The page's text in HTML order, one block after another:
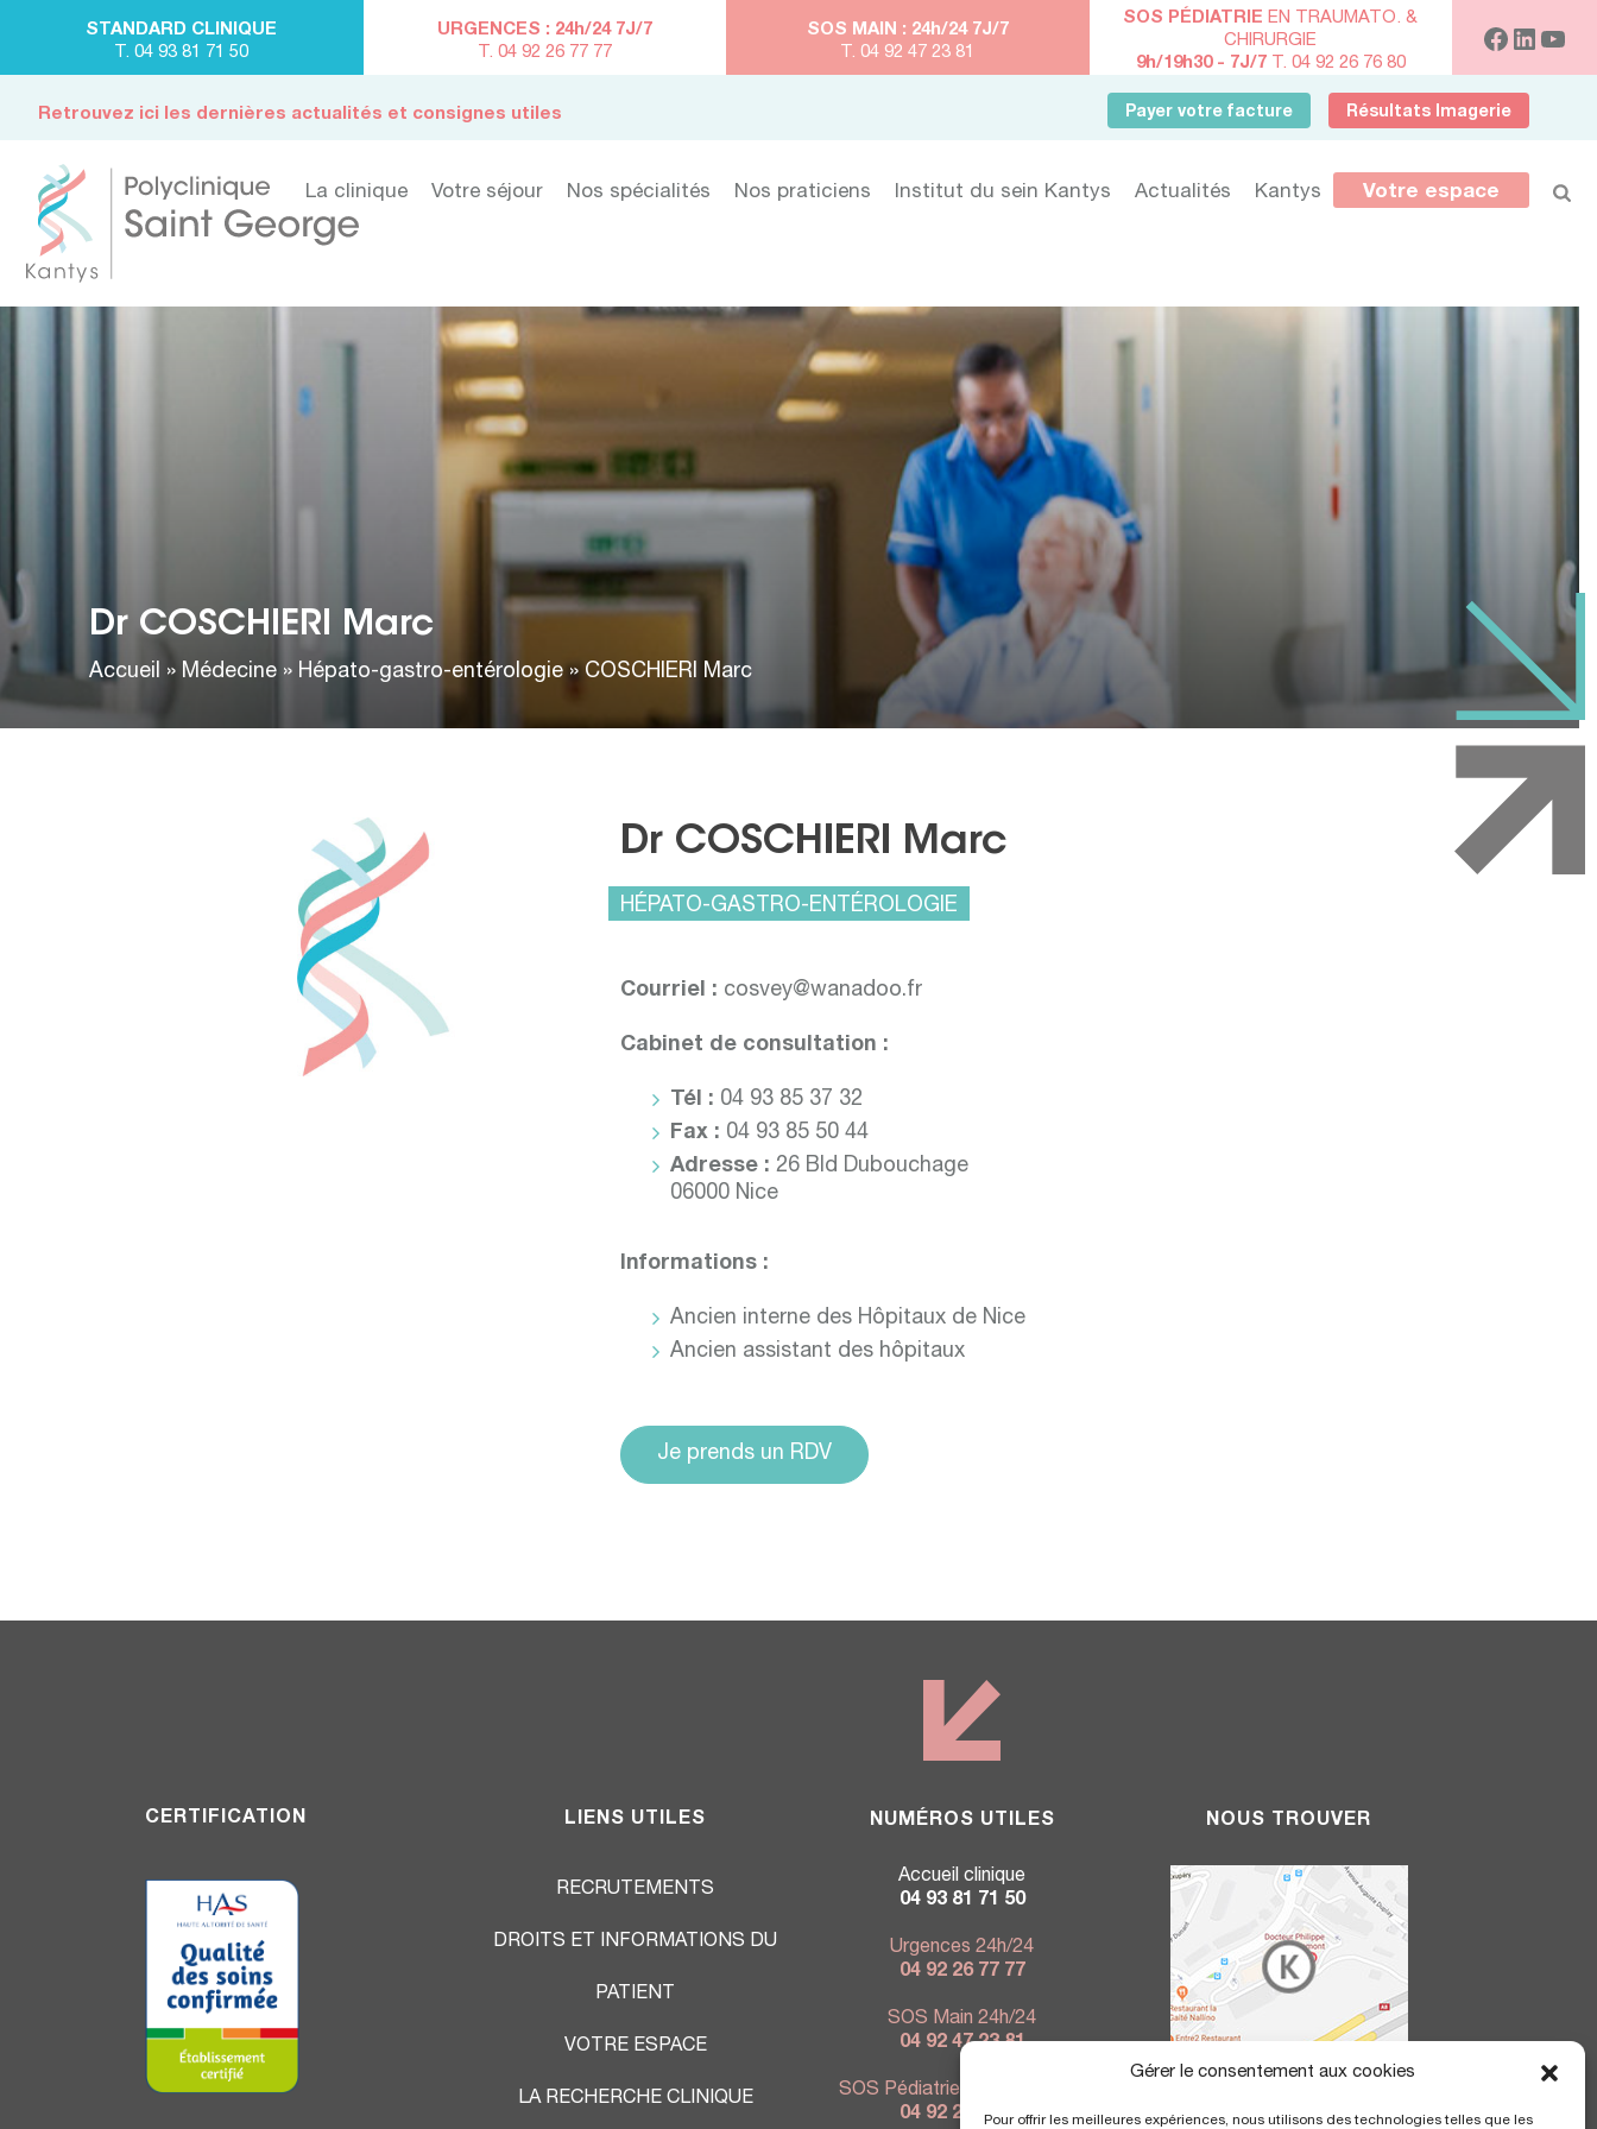
Gérer le consentement aux cookies
Pour offrir les meilleures expériences, nous utilisons des technologies telles que les
STANDARD CLINIQUE
T. 04 93 81 71 50
URGENCES : 24h/24 7J/7
T. 04 92 26 77 77
SOS MAIN : 24h/24 7J/7
T. 04 92 47 23 81
SOS PÉDIATRIE EN TRAUMATO. &
CHIRURGIE
9h/19h30 - 7J/7T. 04 92 26 76 80
Retrouvez ici les dernières actualités et consignes utiles Payer votre facture Résultats Imagerie
La clinique Votre séjour Nos spécialités Nos praticiens Institut du sein Kantys Actualités Kantys Votre espace
Dr COSCHIERI Marc
Accueil » Médecine » Hépato-gastro-entérologie » COSCHIERI Marc
Dr COSCHIERI Marc
HÉPATO-GASTRO-ENTÉROLOGIE
Courriel : cosvey@wanadoo.fr
Cabinet de consultation :
Tél : 04 93 85 37 32
Fax : 04 93 85 50 44
Adresse :26 Bld Dubouchage
06000 Nice
Informations :
Ancien interne des Hôpitaux de Nice
Ancien assistant des hôpitaux
Je prends un RDV
CERTIFICATION LIENS UTILES
RECRUTEMENTS
DROITS ET INFORMATIONS DU
PATIENT
VOTRE ESPACE
LA RECHERCHE CLINIQUE
NUMÉROS UTILES
Accueil clinique
04 93 81 71 50
Urgences 24h/24
04 92 26 77 77
SOS Main 24h/24
04 92 47 23 81
SOS Pédiatrie 7j/7 - 9h à 20h
04 92 26 76 80
NOUS TROUVER